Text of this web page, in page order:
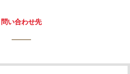
問い合わせ先